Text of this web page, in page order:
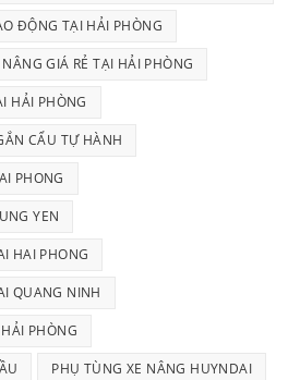
ĐỘNG TẠI HẢI PHÒNG
GIÁ RẺ TẠI HẢI PHÒNG
HẢI PHÒNG
CẨU TỰ HÀNH
PHONG
YEN
HAI PHONG
QUANG NINH
PHÒNG
PHỤ TÙNG XE NÂNG HUYNDAI